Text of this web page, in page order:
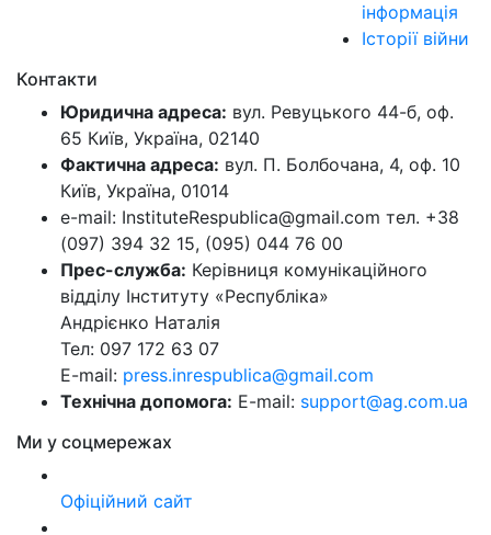
інформація
Історії війни
Контакти
Юридична адреса: вул. Ревуцького 44-б, оф.
65 Київ, Україна, 02140
Фактична адреса: вул. П. Болбочана, 4, оф. 10
Київ, Україна, 01014
e-mail: InstituteRespublica@gmail.com тел. +38
(097) 394 32 15, (095) 044 76 00
Прес-служба: Керівниця комунікаційного
відділу Інституту «Республіка»
Андрієнко Наталія
Тел: 097 172 63 07
E-mail: press.inrespublica@gmail.com
Технічна допомога: E-mail: support@ag.com.ua
Ми у соцмережах
Офіційний сайт